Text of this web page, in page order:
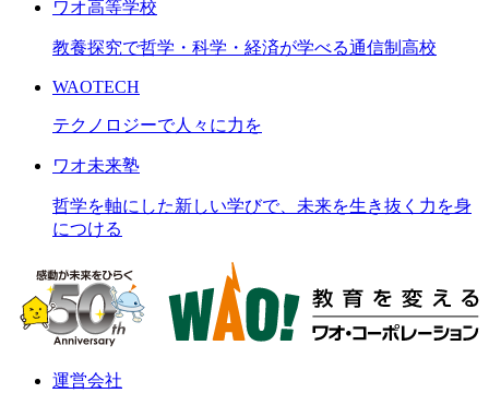
ワオ高等学校
教養探究で哲学・科学・経済が学べる通信制高校
WAOTECH
テクノロジーで人々に力を
ワオ未来塾
哲学を軸にした新しい学びで、未来を生き抜く力を身
につける
運営会社